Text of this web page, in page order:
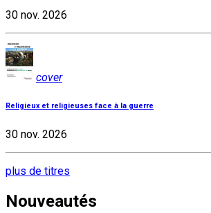
30 nov. 2026
cover
Religieux et religieuses face à la guerre
30 nov. 2026
plus de titres
Nouveautés